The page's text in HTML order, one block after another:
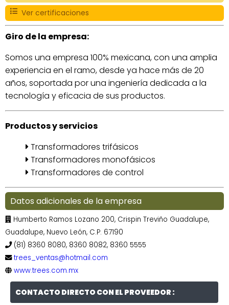
Ver certificaciones
Giro de la empresa:
Somos una empresa 100% mexicana, con una amplia
experiencia en el ramo, desde ya hace más de 20
años, soportada por una ingeniería dedicada a la
tecnología y eficacia de sus productos.
Productos y servicios
Transformadores trifásicos
Transformadores monofásicos
Transformadores de control
Datos adicionales de la empresa
Humberto Ramos Lozano 200, Crispin Treviño Guadalupe,
Guadalupe, Nuevo León, C.P. 67190
(81) 8360 8080, 8360 8082, 8360 5555
trees_ventas@hotmail.com
www.trees.com.mx
CONTACTO DIRECTO CON EL PROVEEDOR :